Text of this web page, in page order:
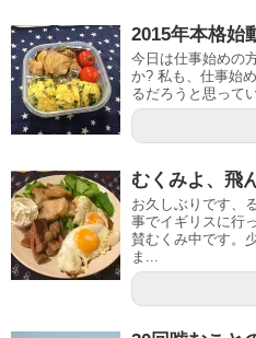
2015年本格始
今日は仕事始めの
か? 私も、仕事始
るだろうと思って
むくみよ、飛
お久しぶりです、
事でイギリスに行
賛むくみ中です。
ま...